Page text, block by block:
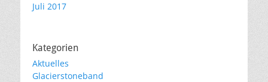
Juli 2017
Kategorien
Aktuelles
Glacierstoneband